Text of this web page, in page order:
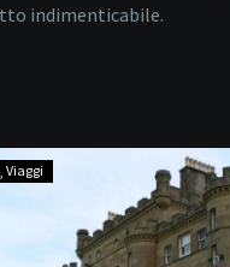
indimenticabile.
Scozia
–
Castello
Culzean
Viaggi